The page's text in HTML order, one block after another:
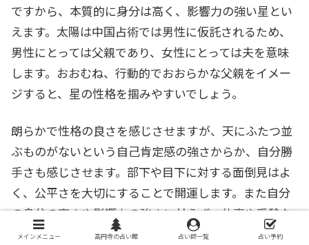
ですから、本質的に身分は高く、影響力の強い星とい
えます。太陽は中国占術では男性に仮託されるため、
男性にとっては父親であり、女性にとっては夫を意味
します。おおむね、行動的でおおらかな父親をイメー
ジすると、星の性格を掴みやすいでしょう。
朗らかで性格の良さを感じさせますが、天にふたつ並
ぶものがないという自己肯定感の強さからか、自分勝
手さも感じさせます。部下や目下に対する面倒見はよ
く、公平さを大切にすることで開運します。また自分
の身分の高さや影響力の強さに甘えず、仕事や受験な
どで苦労をすると人格に深みが出てきます。広範囲に
メインメニュー 高円寺の占い館 占い師一覧 占い予約